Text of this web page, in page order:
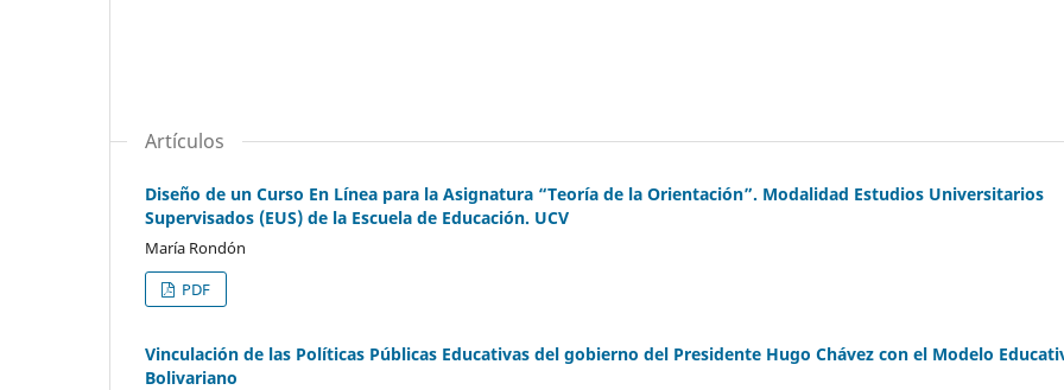
Artículos
Diseño de un Curso En Línea para la Asignatura “Teoría de la Orientación”. Modalidad Estudios Universitarios
Supervisados (EUS) de la Escuela de Educación. UCV
María Rondón
PDF
Vinculación de las Políticas Públicas Educativas del gobierno del Presidente Hugo Chávez con el Modelo
Bolivariano